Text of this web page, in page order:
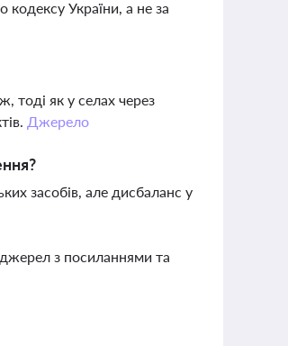
України, а не за
тоді як у селах через
Джерело
засобів, але дисбаланс у
з посиланнями та